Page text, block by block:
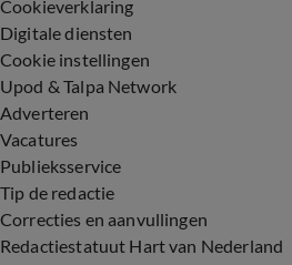
Cookieverklaring
Digitale diensten
Cookie instellingen
Upod & Talpa Network
Adverteren
Vacatures
Publieksservice
Tip de redactie
Correcties en aanvullingen
Redactiestatuut Hart van Nederland